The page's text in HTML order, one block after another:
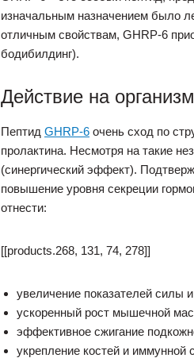
изначальным назначением было
отличным свойствам, GHRP-6
бодибилдинг).
Действие на организм
Пептид GHRP-6 очень сход по
пролактина. Несмотря на такие
(синергический эффект).
повышение уровня секреции
отнести:
[[products.268, 131, 74, 278]]
увеличение показателей силы
ускоренный рост мышечной
эффективное сжигание
укрепление костей и иммунной